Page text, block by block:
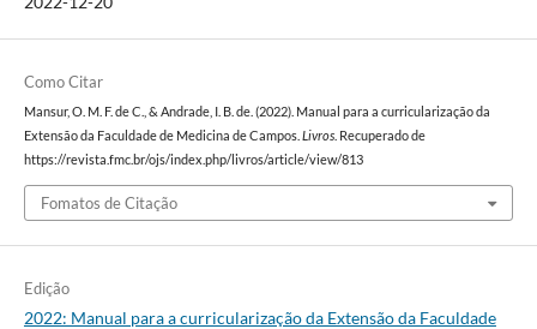
Como Citar
Mansur, O. M. F. de C., & Andrade, I. B. de. (2022). Manual para a curricularização da
Extensão da Faculdade de Medicina de Campos. Livros. Recuperado de
https://revista.fmc.br/ojs/index.php/livros/article/view/813
Fomatos de Citação
Edição
2022: Manual para a curricularização da Extensão da Faculdade